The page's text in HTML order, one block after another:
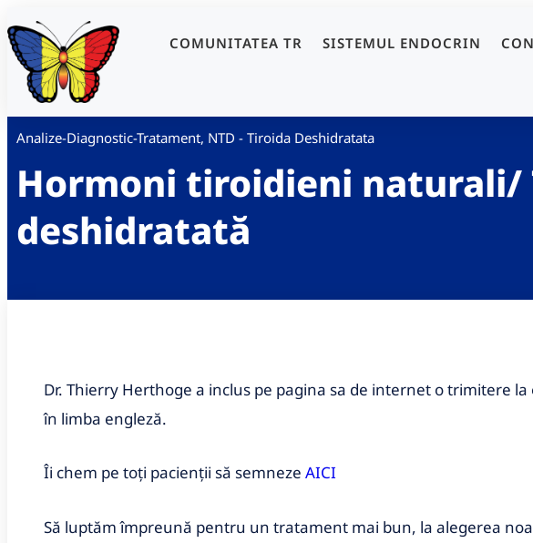
COMUNITATEA TR SISTEMUL ENDOCRIN
Analize-Diagnostic-Tratament, NTD - Tiroida Deshidratata
Hormoni tiroidieni naturali/
deshidratată
Dr. Thierry Herthoge a inclus pe pagina sa de internet o trimitere
în limba engleză.
Îi chem pe toţi pacienţii să semneze AICI
Să luptăm împreună pentru un tratament mai bun, la alegerea